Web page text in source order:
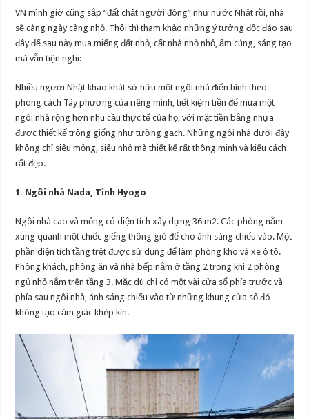
VN mình giờ cũng sắp “đất chật người đông” như nước Nhật rồi, nhà
sẽ càng ngày càng nhỏ. Thôi thì tham khảo những ý tưởng độc đáo sau
đây để sau này mua miếng đất nhỏ, cất nhà nhỏ nhỏ, ấm cúng, sáng tạo
mà vẫn tiện nghi:
Nhiều người Nhật khao khát sở hữu một ngôi nhà điển hình theo
phong cách Tây phương của riêng mình, tiết kiệm tiền để mua một
ngôi nhà rộng hơn nhu cầu thực tế của họ, với mặt tiền bằng nhựa
được thiết kế trông giống như tường gạch. Những ngôi nhà dưới đây
không chỉ siêu mỏng, siêu nhỏ mà thiết kế rất thông minh và kiểu cách
rất đẹp.
1. Ngôi nhà Nada, Tỉnh Hyogo
Ngôi nhà cao và mỏng có diện tích xây dựng 36 m2. Các phòng nằm
xung quanh một chiếc giếng thông gió để cho ánh sáng chiếu vào. Một
phần diện tích tầng trệt được sử dụng để làm phòng kho và xe ô tô.
Phòng khách, phòng ăn và nhà bếp nằm ở tầng 2 trong khi 2 phòng
ngủ nhỏ nằm trên tầng 3. Mặc dù chỉ có một vài cửa sổ phía trước và
phía sau ngôi nhà, ánh sáng chiếu vào từ những khung cửa sổ đó
không tạo cảm giác khép kín.